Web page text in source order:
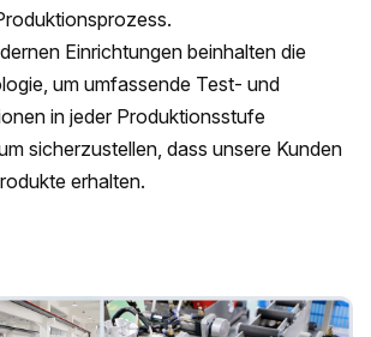
Einrichtungen beinhalten die
um umfassende Test- und
in jeder Produktionsstufe
sicherzustellen, dass unsere Kunden
erhalten.